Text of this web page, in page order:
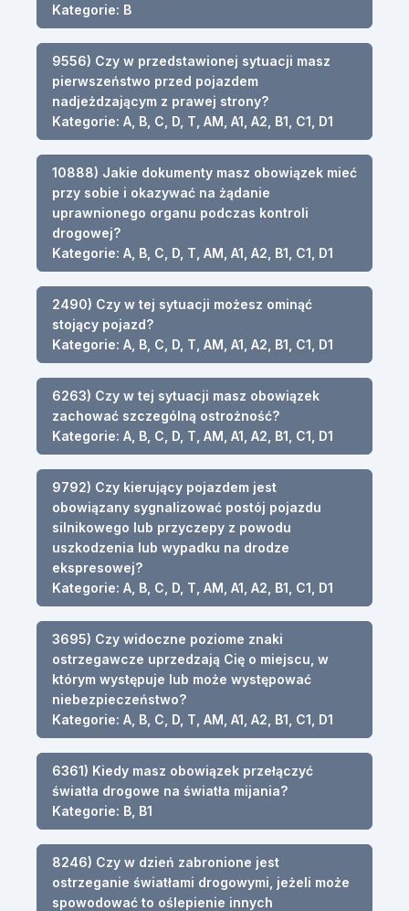
Kategorie: B
9556) Czy w przedstawionej sytuacji masz
pierwszeństwo przed pojazdem
nadjeżdzającym z prawej strony?
Kategorie: A, B, C, D, T, AM, A1, A2, B1, C1, D1
10888) Jakie dokumenty masz obowiązek mieć
przy sobie i okazywać na żądanie
uprawnionego organu podczas kontroli
drogowej?
Kategorie: A, B, C, D, T, AM, A1, A2, B1, C1, D1
2490) Czy w tej sytuacji możesz ominąć
stojący pojazd?
Kategorie: A, B, C, D, T, AM, A1, A2, B1, C1, D1
6263) Czy w tej sytuacji masz obowiązek
zachować szczególną ostrożność?
Kategorie: A, B, C, D, T, AM, A1, A2, B1, C1, D1
9792) Czy kierujący pojazdem jest
obowiązany sygnalizować postój pojazdu
silnikowego lub przyczepy z powodu
uszkodzenia lub wypadku na drodze
ekspresowej?
Kategorie: A, B, C, D, T, AM, A1, A2, B1, C1, D1
3695) Czy widoczne poziome znaki
ostrzegawcze uprzedzają Cię o miejscu, w
którym występuje lub może występować
niebezpieczeństwo?
Kategorie: A, B, C, D, T, AM, A1, A2, B1, C1, D1
6361) Kiedy masz obowiązek przełączyć
światła drogowe na światła mijania?
Kategorie: B, B1
8246) Czy w dzień zabronione jest
ostrzeganie światłami drogowymi, jeżeli może
spowodować to oślepienie innych